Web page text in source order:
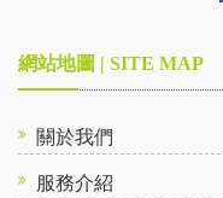
網站地圖 | SITE MAP
關於我們
服務介紹